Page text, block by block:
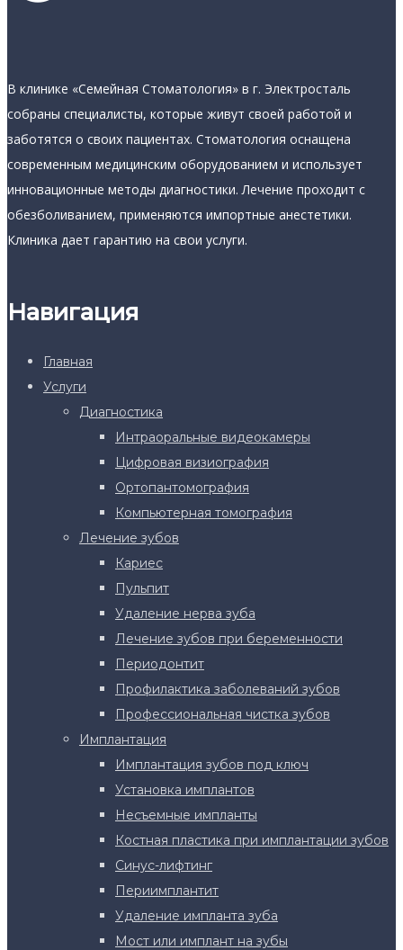
В клинике «Семейная Стоматология» в г. Электросталь
собраны специалисты, которые живут своей работой и
заботятся о своих пациентах. Стоматология оснащена
современным медицинским оборудованием и использует
инновационные методы диагностики. Лечение проходит с
обезболиванием, применяются импортные анестетики.
Клиника дает гарантию на свои услуги.
Навигация
Главная
Услуги
Диагностика
Интраоральные видеокамеры
Цифровая визиография
Ортопантомография
Компьютерная томография
Лечение зубов
Кариес
Пульпит
Удаление нерва зуба
Лечение зубов при беременности
Периодонтит
Профилактика заболеваний зубов
Профессиональная чистка зубов
Имплантация
Имплантация зубов под ключ
Установка имплантов
Несъемные импланты
Костная пластика при имплантации зубов
Синус-лифтинг
Периимплантит
Удаление импланта зуба
Мост или имплант на зубы